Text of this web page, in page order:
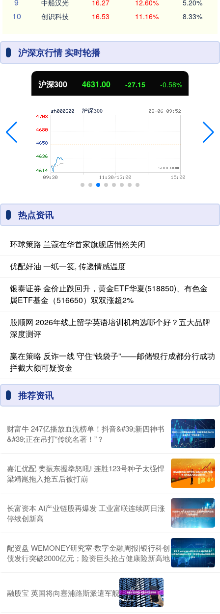
9 中船汉光 16.27 12.60% 5.20%
10 创识科技 16.53 11.16% 8.33%
沪深京行情 实时轮播
沪深300 4631.00 -27.15 -0.58%
热点资讯
环球策路 兰蔻在华首家旗舰店悄然关闭
优配好油 一纸一笺, 传递情感温度
银泰证券 金价止跌回升，黄金ETF华夏(518850)、有色金
属ETF基金（516650）双双涨超2%
股顺网 2026年线上留学英语培训机构选哪个好？五大品牌
深度测评
赢在策略 反诈一线 守住“钱袋子”——邮储银行成都分行成功
拦截大额可疑资金
推荐资讯
财富牛 247亿播放血洗榜单！抖音&#39;新四神书
&#39;正在吊打“传统名著！”？
嘉汇优配 樊振东握拳怒吼! 连胜123号种子太强悍
梁靖崑拖入抢五后被打崩
长富资本 AI产业链股再爆发 工业富联连续两日涨
停续创新高
配资盘 WEMONEY研究室·数字金融周报|银行科创
债发行突破2000亿元；险资巨头抢占健康险新高地
融股宝 英国将向塞浦路斯派遣军舰